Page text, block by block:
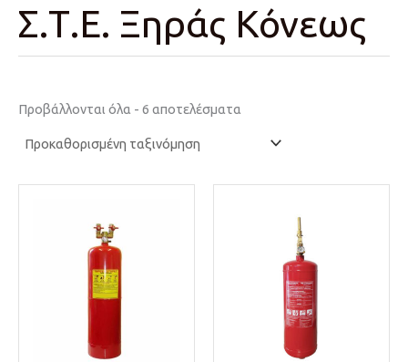
Σ.Τ.Ε. Ξηράς Κόνεως
Προβάλλονται όλα - 6 αποτελέσματα